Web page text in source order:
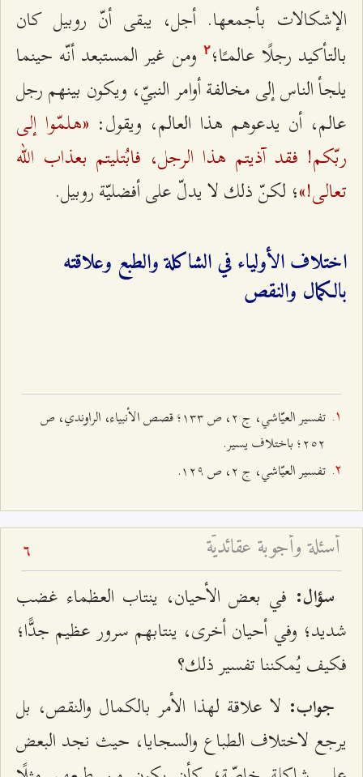
الإشكالات بأجمعها. أجل، يبقى أنّ روبيل كان
بالتأكيد رجلًا عالمـًا؛٢ ومن غير المستبعد أنّه حينما
يلجأ الناس إلى مخالفة أوامر النبيّ، ويكون بينهم رجل
عالم، أن يدعوهم هذا العالم، ويقول: «هلمّوا إلى
ربّكم! فقد آذيتم هذا الرجل، فابُتليتم بعذاب الله
تعالى!»؛ لكنّ ذلك لا يدلّ على أفضليّة روبيل.
اختلاف الأولياء في الشاكلة والطبع وعلاقته
بالكمال والنقص
تفسير العيّاشي، ج ٢، ص ۱٣٣؛ قصص الأنبياء، الراوندي، ص
٢٥٢؛ باختلاف يسير.
تفسير العيّاشي، ج ٢، ص ۱٢٩.
أسئلة وأجوبة عقائديّة 6
سؤال: في بعض الأحيان، ينتاب العظماء غضب
شديد؛ وفي أحيان أخرى، ينتابهم سرور عظيم جدًّا؛
فكيف يُمكننا تفسير ذلك؟
جواب: لا علاقة لهذا الأمر بالكمال والنقص، بل
يرجع لاختلاف الطباع والسجايا، حيث نجد البعض